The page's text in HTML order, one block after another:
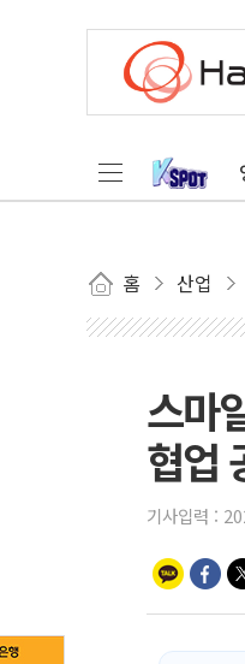
홈 산업
스마
협업
기사입력 :